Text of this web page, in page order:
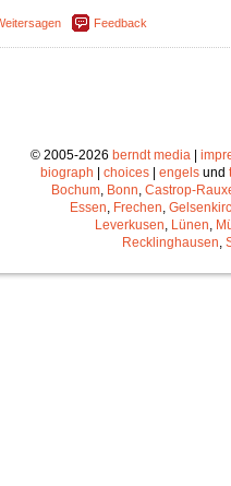
Feedback
© 2005-2026 berndt media|
biograph
choices engels und
Bochum, Bonn, Castrop-
Essen, Frechen,
Leverkusen, Lünen,
Recklinghausen,